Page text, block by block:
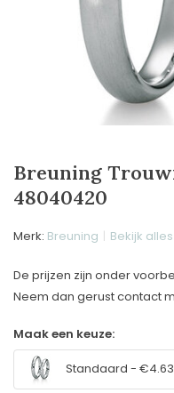
Breuning
48040420
Merk: Breuning Bekijk
De prijzen zijn onder
Neem dan gerust contact
Maak een keuze:
Standaard -